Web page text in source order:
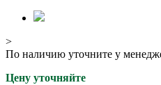
>
По наличию уточните у
Цену уточняйте